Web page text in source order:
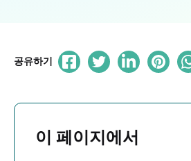
공유하기
이 페이지에서